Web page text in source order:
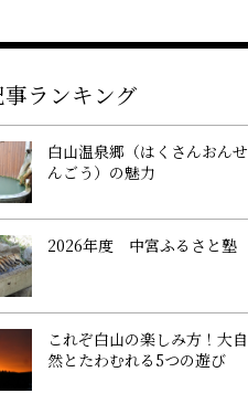
ランキング
白山温泉郷（はくさんおんせ
んごう）の魅力
2026年度 中宮ふるさと塾
これぞ白山の楽しみ方！大自
然とたわむれる5つの遊び